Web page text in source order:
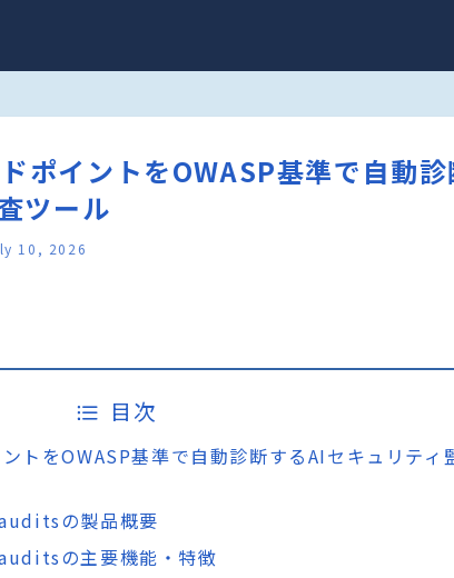
ポイントをOWASP基準で自動診
ツール
10, 2026
目次
トをOWASP基準で自動診断するAIセキュリティ
の製品概要
の主要機能・特徴